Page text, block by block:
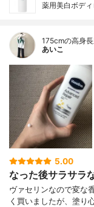
薬用美白ボデ
175cmの高身
あいこ
5.00
なった後サラサラ
ヴァセリンなので変な
く買いましたが、塗り